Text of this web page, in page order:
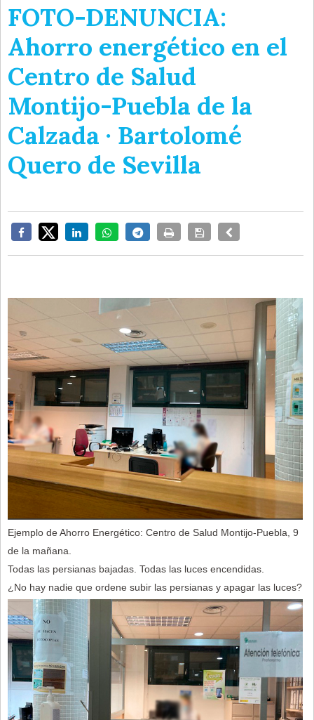
FOTO-DENUNCIA:
Ahorro energético en el
Centro de Salud
Montijo-Puebla de la
Calzada · Bartolomé
Quero de Sevilla
Ejemplo de Ahorro Energético: Centro de Salud Montijo-Puebla, 9
de la mañana.
Todas las persianas bajadas. Todas las luces encendidas.
¿No hay nadie que ordene subir las persianas y apagar las luces?